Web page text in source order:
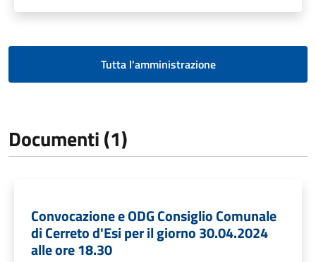
Tutta l'amministrazione
Documenti (1)
Convocazione e ODG Consiglio Comunale
di Cerreto d'Esi per il giorno 30.04.2024
alle ore 18.30